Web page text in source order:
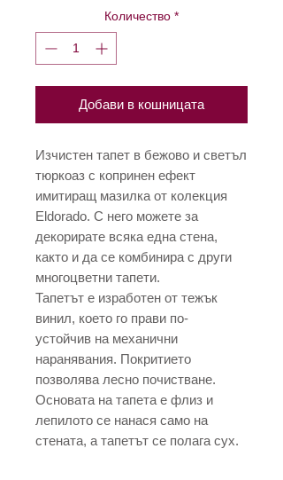
Количество *
Добави в кошницата
Изчистен тапет в бежово и светъл
тюркоаз с копринен ефект
имитиращ мазилка от колекция
Eldorado. С него можете за
декорирате всяка една стена,
както и да се комбинира с други
многоцветни тапети.
Тапетът е изработен от тежък
винил, което го прави по-
устойчив на механични
наранявания. Покритието
позволява лесно почистване.
Основата на тапета е флиз и
лепилото се нанася само на
стената, а тапетът се полага сух.